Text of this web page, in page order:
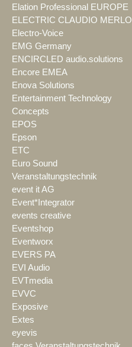
Elation Professional EUROPE
ELECTRIC CLAUDIO MERLO
Electro-Voice
EMG Germany
ENCIRCLED audio.solutions
Encore EMEA
Enova Solutions
Entertainment Technology
Concepts
EPOS
Epson
ETC
Euro Sound
Veranstaltungstechnik
event it AG
Event*Integrator
events creative
Eventshop
Eventworx
EVERS PA
EVI Audio
EVTmedia
EVVC
Exposive
Extes
eyevis